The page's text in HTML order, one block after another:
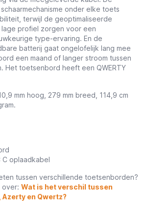
onder elke toets
terwijl de geoptimaliseerde
profiel zorgen voor een
type-ervaring. En de
batterij gaat ongelofelijk lang mee
een maand of langer stroom tussen
Het toetsenbord heeft een QWERTY
mm hoog, 279 mm breed, 114,9 cm
C oplaadkabel
tussen verschillende toetsenborden?
over: Wat is het verschil tussen
Azerty en Qwertz?